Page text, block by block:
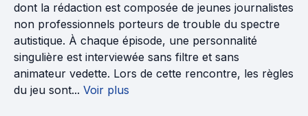
dont la rédaction est composée de jeunes journalistes
non professionnels porteurs de trouble du spectre
autistique. À chaque épisode, une personnalité
singulière est interviewée sans filtre et sans
animateur vedette. Lors de cette rencontre, les règles
du jeu sont... Voir plus